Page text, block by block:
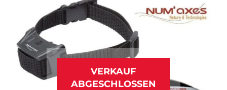
VERKAUF
ABGESCHLOSSEN